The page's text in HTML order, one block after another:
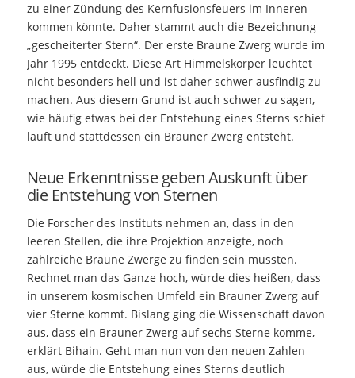
zu einer Zündung des Kernfusionsfeuers im Inneren
kommen könnte. Daher stammt auch die Bezeichnung
„gescheiterter Stern“. Der erste Braune Zwerg wurde im
Jahr 1995 entdeckt. Diese Art Himmelskörper leuchtet
nicht besonders hell und ist daher schwer ausfindig zu
machen. Aus diesem Grund ist auch schwer zu sagen,
wie häufig etwas bei der Entstehung eines Sterns schief
läuft und stattdessen ein Brauner Zwerg entsteht.
Neue Erkenntnisse geben Auskunft über
die Entstehung von Sternen
Die Forscher des Instituts nehmen an, dass in den
leeren Stellen, die ihre Projektion anzeigte, noch
zahlreiche Braune Zwerge zu finden sein müssten.
Rechnet man das Ganze hoch, würde dies heißen, dass
in unserem kosmischen Umfeld ein Brauner Zwerg auf
vier Sterne kommt. Bislang ging die Wissenschaft davon
aus, dass ein Brauner Zwerg auf sechs Sterne komme,
erklärt Bihain. Geht man nun von den neuen Zahlen
aus, würde die Entstehung eines Sterns deutlich